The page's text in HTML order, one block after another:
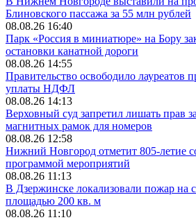
Блиновского пассажа за 55 млн рублей
08.08.26 16:40
Парк «Россия в миниатюре» на Бору
остановки канатной дороги
08.08.26 14:55
Правительство освободило лауреатов
уплаты НДФЛ
08.08.26 14:13
Верховный суд запретил лишать прав
магнитных рамок для номеров
08.08.26 12:58
Нижний Новгород отметит 805-летие
программой мероприятий
08.08.26 11:13
В Дзержинске локализовали пожар на
площадью 200 кв. м
08.08.26 11:10